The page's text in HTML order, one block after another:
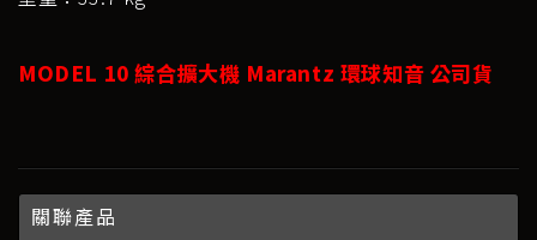
MODEL 10 綜合擴大機 Marantz 環球知音 公司貨
關聯產品